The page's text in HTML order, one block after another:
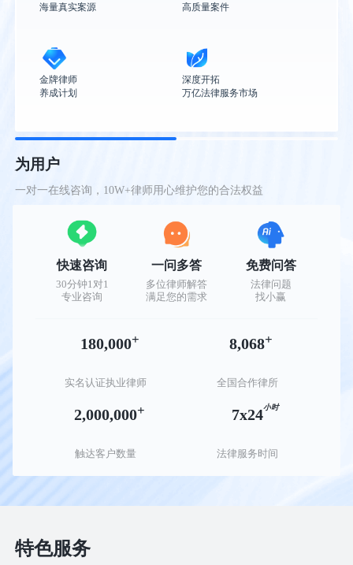
海量真实案源
高质量案件
金牌律师
养成计划
深度开拓
万亿法律服务市场
为用户
一对一在线咨询，10W+律师用心维护您的合法权益
快速咨询
30分钟1对1
专业咨询
一问多答
多位律师解答
满足您的需求
免费问答
法律问题
找小赢
180,000+
实名认证执业律师
8,068+
全国合作律所
2,000,000+
触达客户数量
7x24小时
法律服务时间
特色服务